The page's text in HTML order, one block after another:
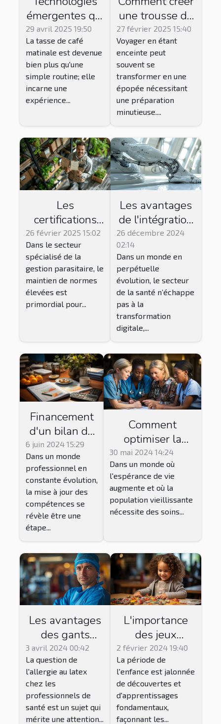
émergentes qui
transforment
l'expérience du
café
29 avril 2025 19:50
La tasse de café
matinale est devenue
bien plus qu'une
simple routine; elle
incarne une
expérience...
une trousse de
secours idéale
pour les futures
mamans en
voyage
27 février 2025 15:40
Voyager en étant
enceinte peut
souvent se
transformer en une
épopée nécessitant
une préparation
minutieuse....
Les
certifications
essentielles
pour les
entreprises de
gestion
parasitaire
26 février 2025 15:02
Dans le secteur
spécialisé de la
gestion parasitaire, le
maintien de normes
élevées est
primordial pour...
Les avantages
de l'intégration
des solutions
numériques en
orthopédie et
podologie
26 décembre 2024
02:14
Dans un monde en
perpétuelle
évolution, le secteur
de la santé n’échappe
pas à la
transformation
digitale,...
Financement
d'un bilan de
compétences :
options et
conseils
6 juin 2024 15:29
Dans un monde
professionnel en
constante évolution,
la mise à jour des
compétences se
révèle être une
étape...
Comment
optimiser la
gestion des
équipes
pluridisciplinaires
dans les maisons
de retraite pour
?
30 mai 2024 14:24
Dans un monde où
l'espérance de vie
augmente et où la
population vieillissante
nécessite des soins...
Les avantages
des gants
nitrile pour les
professionnels
de santé
allergiques au
latex
3 avril 2024 00:42
La question de
l'allergie au latex
chez les
professionnels de
santé est un sujet qui
mérite une attention...
L'importance
des jeux
éducatifs dans
le
développement
cognitif de
l'enfant
2 février 2024 19:40
La période de
l'enfance est jalonnée
de découvertes et
d'apprentissages
fondamentaux,
façonnant les...